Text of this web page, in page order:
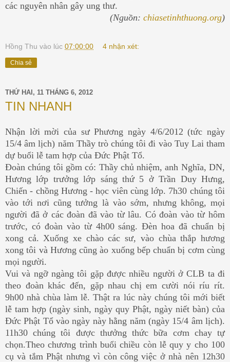
các nguyên nhân gây ung thư.
(Nguồn: chiasetinhthuong.org)
Hồng Thu vào lúc 07:00:00 4 nhận xét:
Chia sẻ
THỨ HAI, 11 THÁNG 6, 2012
TIN NHANH
Nhận lời mời của sư Phương ngày 4/6/2012 (tức ngày
15/4 âm lịch) năm Thầy trò chúng tôi đi vào Tuy Lai tham
dự buổi lễ tam hợp của Đức Phật Tổ.
Đoàn chúng tôi gồm có: Thầy chủ nhiệm, anh Nghĩa, DN,
Hương lớp trưởng lớp sáng thứ 5 ở Trần Duy Hưng,
Chiến - chồng Hương - học viên cùng lớp. 7h30 chúng tôi
vào tới nơi cũng tưởng là vào sớm, nhưng không, mọi
người đã ở các đoàn đã vào từ lâu. Có đoàn vào từ hôm
trước, có đoàn vào từ 4h00 sáng. Đèn hoa đã chuẩn bị
xong cả. Xuống xe chào các sư, vào chùa thắp hương
xong tôi và Hương cũng ào xuống bếp chuẩn bị cơm cùng
mọi người.
Vui và ngỡ ngàng tôi gặp được nhiều người ở CLB ta đi
theo đoàn khác đến, gặp nhau chị em cười nói ríu rít.
9h00 nhà chùa làm lễ. Thật ra lúc này chúng tôi mới biết
lễ tam hợp (ngày sinh, ngày quy Phật, ngày niết bàn) của
Đức Phật Tổ vào ngày này hằng năm (ngày 15/4 âm lịch).
11h30 chúng tôi được thưởng thức bữa cơm chay tự
chọn.Theo chương trình buổi chiều còn lễ quy y cho 100
cụ và tắm Phật nhưng vì còn công việc ở nhà nên 12h30